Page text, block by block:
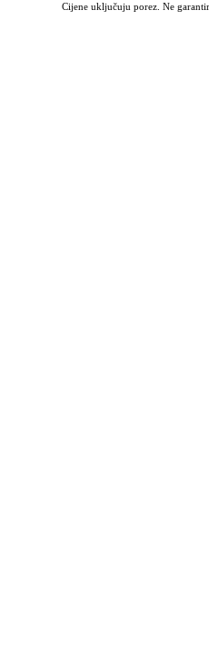
Cijene uključuju porez. Ne